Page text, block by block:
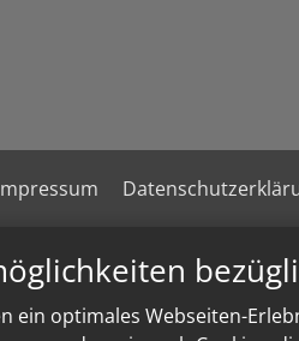
ein optimales Webseiten-